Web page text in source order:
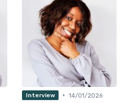
Interview • 14/01/2026